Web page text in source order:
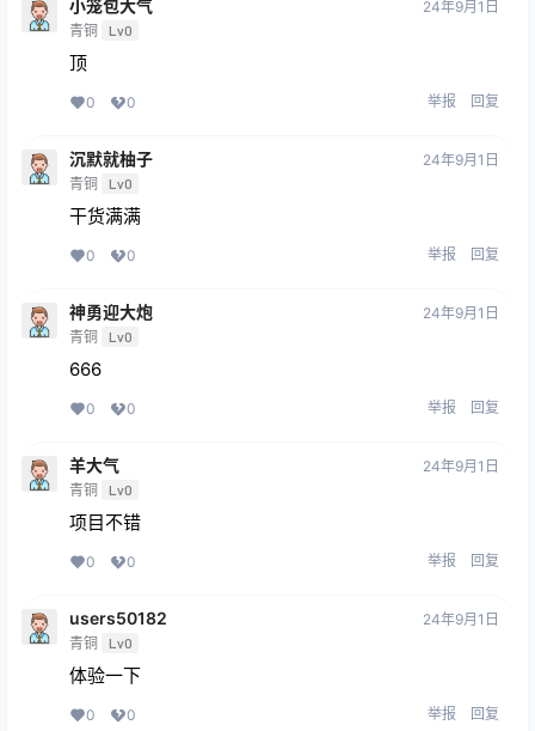
小笼包大气
青铜 Lv0
24年9月1日
顶
0 0 举报 回复
沉默就柚子
青铜 Lv0
24年9月1日
干货满满
0 0 举报 回复
神勇迎大炮
青铜 Lv0
24年9月1日
666
0 0 举报 回复
羊大气
青铜 Lv0
24年9月1日
项目不错
0 0 举报 回复
users50182
青铜 Lv0
24年9月1日
体验一下
0 0 举报 回复